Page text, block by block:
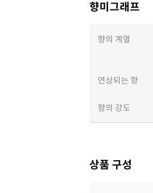
향미그래프
향의 계열
연상되는 향
향의 강도
상품 구성